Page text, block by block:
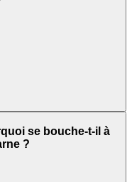
se bouche-t-il à
?